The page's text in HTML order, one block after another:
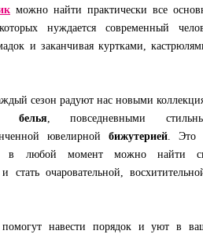
можно найти практически все
нуждается современный
и заканчивая куртками,
сезон радуют нас новыми
белья, повседневными
ювелирной бижутерией. Это
в любой момент можно найти
стать очаровательной,
навести порядок и уют в